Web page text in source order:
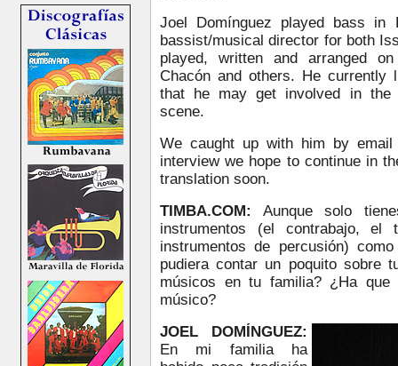
Joel Domínguez played bass in
bassist/musical director for both
played, written and arranged
Chacón and others. He
that he may get involved in the
scene.
We caught up with him by
interview we hope to continue in
translation soon.
TIMBA.COM:
Aunque solo
instrumentos (el contrabajo,
instrumentos de percusión)
pudiera contar un poquito sobre
músicos en tu familia? ¿Ha
músico?
JOEL DOMÍNGUEZ:
En mi familia ha